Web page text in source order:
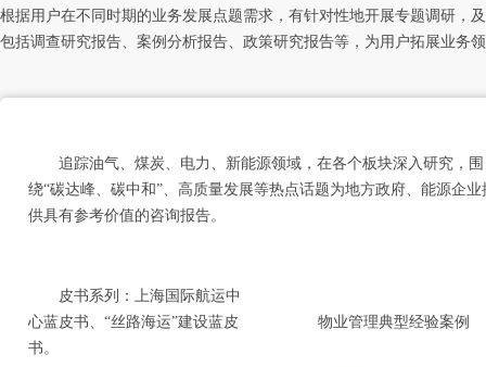
根据用户在不同时期的业务发展点题需求，有针对性地开展专题调研，
包括调查研究报告、案例分析报告、政策研究报告等，为用户拓展业务
追踪油气、煤炭、电力、新能源领域，在各个板块深入研究，围
绕“碳达峰、碳中和”、高质量发展等热点话题为地方政府、能源企业
供具有参考价值的咨询报告。
皮书系列：上海国际航运中
心蓝皮书、“丝路海运”建设蓝皮
书。
物业管理典型经验案例